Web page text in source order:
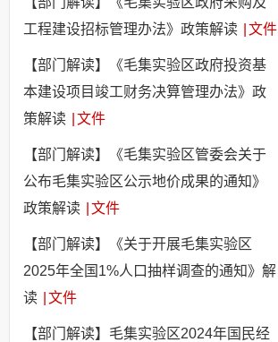
工程建设招标管理办法》政策解读
文件
【部门解读】《毛集实验区政府投资基
本建设项目竣工财务决算管理办法》政
策解读
文件
【部门解读】《毛集实验区管委会关于
公布毛集实验区公示地价成果的通知》
政策解读
文件
【部门解读】《关于开展毛集实验区
2025年全国1%人口抽样调查的通知》解
读
文件
【部门解读】毛集实验区2024年国民经